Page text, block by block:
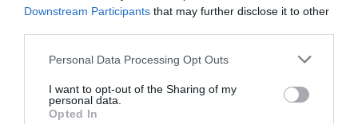
Downstream Participants that may further disclose it to other
Personal Data Processing Opt Outs
I want to opt-out of the Sharing of my
personal data.
Opted In
SCARICA LA CIRCOLARE